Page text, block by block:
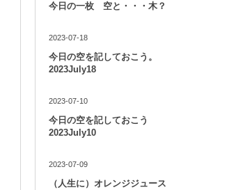
今日の一枚 空と・・・木？
2023-07-18
今日の空を記しておこう。
2023July18
2023-07-10
今日の空を記しておこう
2023July10
2023-07-09
（人生に）オレンジジュース